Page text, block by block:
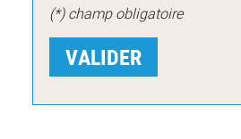
(*) champ obligatoire